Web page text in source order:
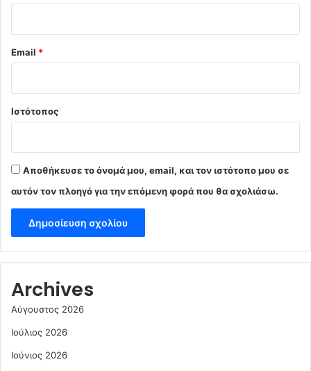
Email *
Ιστότοπος
Αποθήκευσε το όνομά μου, email, και τον ιστότοπο μου σε
αυτόν τον πλοηγό για την επόμενη φορά που θα σχολιάσω.
Archives
Αύγουστος 2026
Ιούλιος 2026
Ιούνιος 2026